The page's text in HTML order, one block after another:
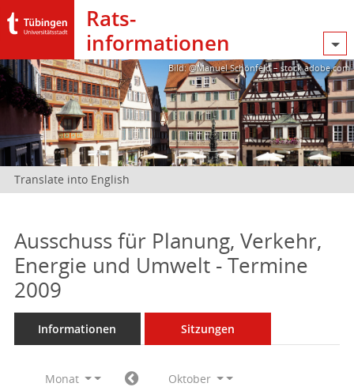
Rats­
informationen
Bild: @Manuel Schönfeld – stock.adobe.com
Translate into English
Ausschuss für Planung, Verkehr,
Energie und Umwelt - Termine
2009
Informationen Sitzungen
Monat
Oktober